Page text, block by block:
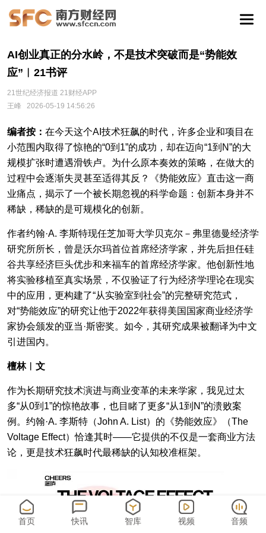
AI创业真正的分水岭，不是技术突破而是“势能效
应”︱21书评
21世纪经济报道 21财经APP
王峰
2026-05-19 14:56:26
编者按： 在今天这个AI技术狂飙的时代，许多企业和项目在
小范围内取得了惊艳的“0到1”的成功，却在迈向“1到N”的大
规模扩张时遭遇滑铁卢。为什么原本奏效的策略，在做大的
过程中会逐渐失灵甚至适得其反？《势能效应》直击这一商
业痛点，揭示了一个被长期忽视的科学命题：创新本身并不
稀缺，稀缺的是可规模化的创新。
作者约翰·A. 李斯特现任芝加哥大学贝克尔－弗里德曼经济学
研究所所长，曾是沃尔玛首位首席经济学家，并先后担任硅
谷共享经济巨头优步和来福车的首席经济学家。他创新性地
将实验移植至真实场景，不仅验证了行为经济学理论在现实
中的应用，更构建了“从实验室到社会”的完整研究范式，
对“势能效应”的研究让他于2022年获得美国国家商业经济学
家协会颁发的亚当·斯密奖。如今，其研究成果被翻译为中文
引进国内。
檀林︱文
作为长期研究技术演进与商业变革的未来学家，我见过太
多“从0到1”的惊艳故事，也目睹了更多“从1到N”的溃败案
例。约翰·A. 李斯特（John A. List）的《势能效应》（The
Voltage Effect）恰逢其时——它提供的不仅是一套商业方法
论，更是技术狂飙时代最稀缺的认知校准框架。
首页 快讯 智库 视频 音频